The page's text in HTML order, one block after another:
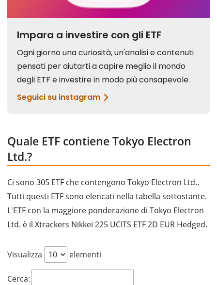
Quale ETF contiene Tokyo Electron
Ltd.?
Ci sono 305 ETF che contengono Tokyo Electron Ltd..
Tutti questi ETF sono elencati nella tabella sottostante.
L'ETF con la maggiore ponderazione di Tokyo Electron
Ltd. è il Xtrackers Nikkei 225 UCITS ETF 2D EUR Hedged.
Visualizza elementi
Cerca: